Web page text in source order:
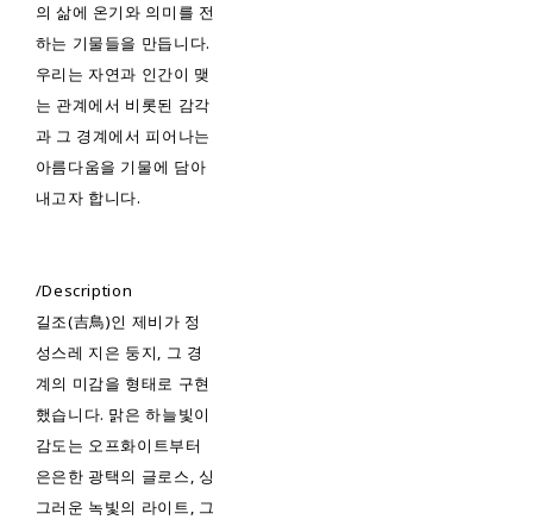
의 삶에 온기와 의미를 전
하는 기물들을 만듭니다.
우리는 자연과 인간이 맺
는 관계에서 비롯된 감각
과 그 경계에서 피어나는
아름다움을 기물에 담아
내고자 합니다.
/Description
길조(吉鳥)인 제비가 정
성스레 지은 둥지, 그 경
계의 미감을 형태로 구현
했습니다. 맑은 하늘빛이
감도는 오프화이트부터
은은한 광택의 글로스, 싱
그러운 녹빛의 라이트, 그